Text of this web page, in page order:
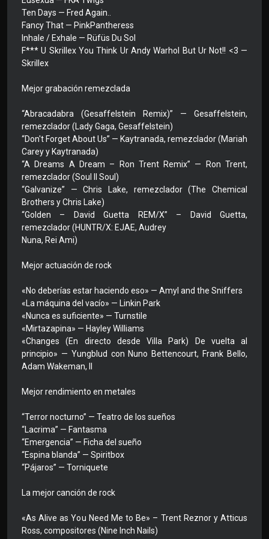
Ten Days — Fred Again..
Fancy That — PinkPantheress
Inhale / Exhale — Rüfüs Du Sol
F*** U Skrillex You Think Ur Andy Warhol But Ur Not!! <3 —
Skrillex
Mejor grabación remezclada
“Abracadabra (Gesaffelstein Remix)” — Gesaffelstein,
remezclador (Lady Gaga, Gesaffelstein)
“Don't Forget About Us” — Kaytranada, remezclador (Mariah
Carey y Kaytranada)
“A Dreams A Dream – Ron Trent Remix” — Ron Trent,
remezclador (Soul II Soul)
“Galvanize” — Chris Lake, remezclador (The Chemical
Brothers y Chris Lake)
“Golden – David Guetta REM/X” – David Guetta,
remezclador (HUNTR/X: EJAE, Audrey
Nuna, Rei Ami)
Mejor actuación de rock
«No deberías estar haciendo eso» — Amyl and the Sniffers
«La máquina del vacío» — Linkin Park
«Nunca es suficiente» — Turnstile
«Mirtazapina» — Hayley Williams
«Changes (En directo desde Villa Park) De vuelta al
principio» — Yungblud con Nuno Bettencourt, Frank Bello,
Adam Wakeman, II
Mejor rendimiento en metales
“Terror nocturno” — Teatro de los sueños
“Lacrima” — Fantasma
“Emergencia” — Ficha del sueño
“Espina blanda” — Spiritbox
“Pájaros” — Torniquete
La mejor canción de rock
«As Alive as You Need Me to Be» – Trent Reznor y Atticus
Ross, compositores (Nine Inch Nails)